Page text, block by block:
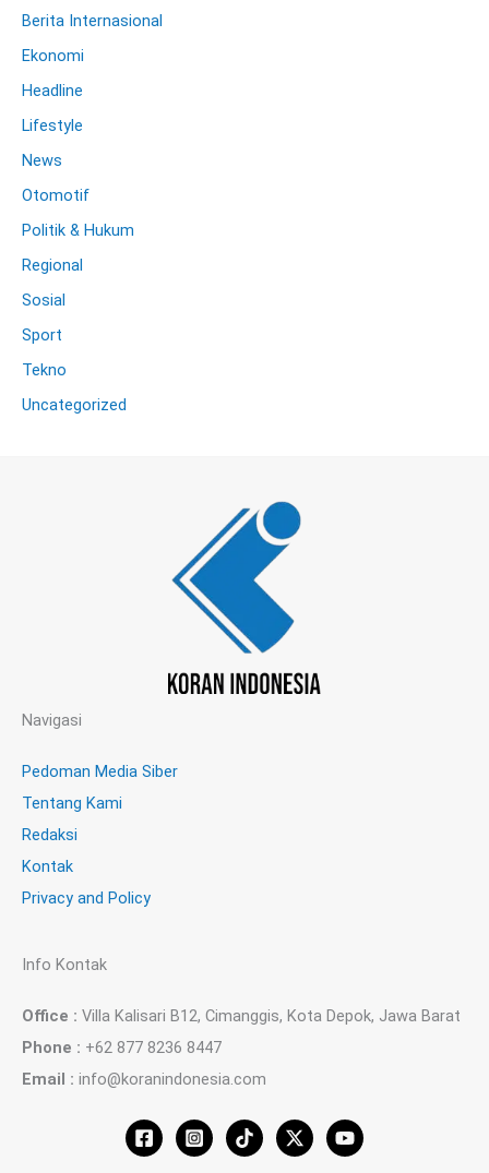
Berita Internasional
Ekonomi
Headline
Lifestyle
News
Otomotif
Politik & Hukum
Regional
Sosial
Sport
Tekno
Uncategorized
Navigasi
Pedoman Media Siber
Tentang Kami
Redaksi
Kontak
Privacy and Policy
Info Kontak
Office : Villa Kalisari B12, Cimanggis, Kota Depok, Jawa Barat
Phone : +62 877 8236 8447
Email : info@koranindonesia.com